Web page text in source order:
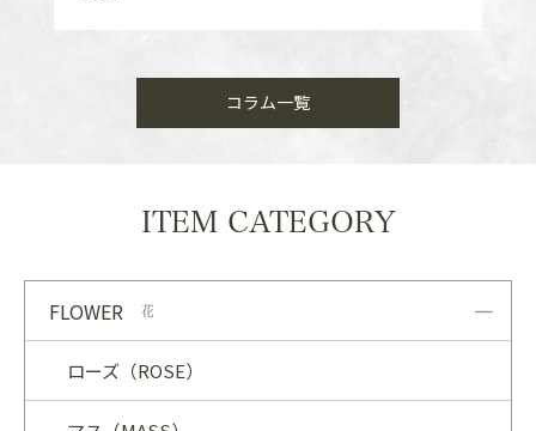
コラム一覧
ITEM CATEGORY
FLOWER 花
ローズ（ROSE）